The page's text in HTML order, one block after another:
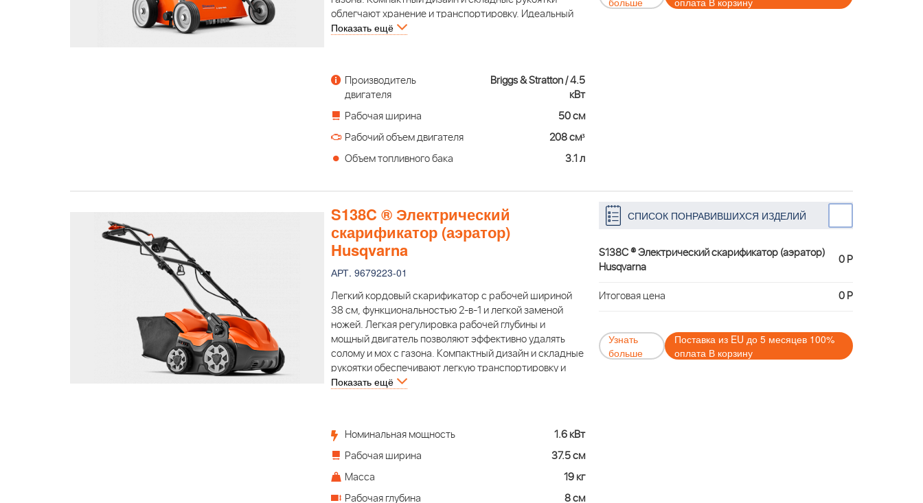
облегчают хранение и транспортировку. Идеальный
инструмент для коммунального хозяйства и
ударные ножи, аксессуары не поставляются)
Показать ещё
Производитель
двигателя
Briggs & Stratton / 4.5
кВт
Рабочая ширина
50 см
Рабочий объем двигателя
208 см³
Объем топливного бака
3.1 л
S138C ® Электрический
скарификатор (аэратор)
Husqvarna
АРТ. 9679223-01
Легкий кордовый скарификатор с рабочей шириной
38 см, функциональностью 2-в-1 и легкой заменой
ножей. Легкая регулировка рабочей глубины и
мощный двигатель позволяют эффективно удалять
солому и мох с газона. Компактный дизайн и складные
рукоятки обеспечивают легкую транспортировку и
хранение. С такими особенностями, как интуитивно
скарификатор станет отличных помощником для
ухода за вашим газоном.
Показать ещё
Номинальная мощность
1.6 кВт
Рабочая ширина
37.5 см
Масса
19 кг
Рабочая глубина
8 см
СПИСОК ПОНРАВИВШИХСЯ ИЗДЕЛИЙ
S138C ® Электрический скарификатор (аэратор)
Husqvarna
0 Р
Итоговая цена 0 Р
Узнать
больше
Поставка из EU до 5 месяцев 100%
оплата В корзину